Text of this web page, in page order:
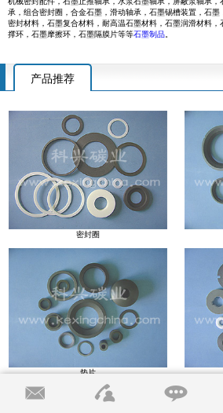
承，组合密封圈，合金石墨，滑动轴承，石墨锡槽装置，石
密封材料，石墨复合材料，耐高温石墨材料，石墨润滑材料
撑环，石墨摩擦环，石墨隔膜片等等石墨制品
产品推荐
密封圈
垫片